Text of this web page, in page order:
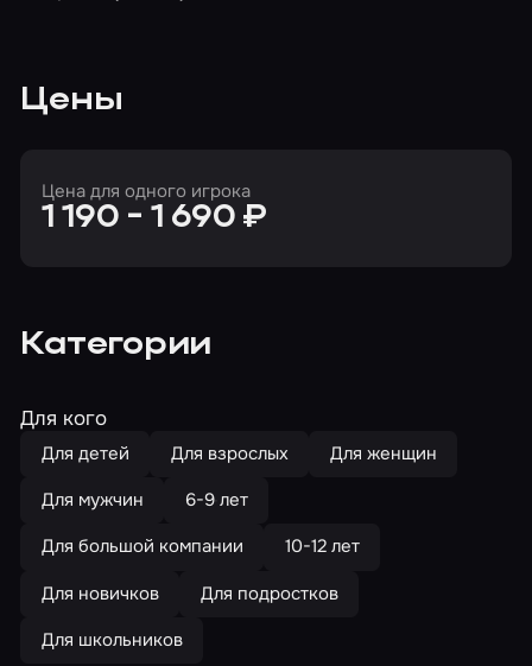
Цены
Цена для одного игрока
1 190 - 1 690 ₽
Категории
Для кого
Для детей Для взрослых
Для женщин
Для мужчин
6-9 лет
Для большой компании
10-12 лет
Для новичков
Для подростков
Для школьников